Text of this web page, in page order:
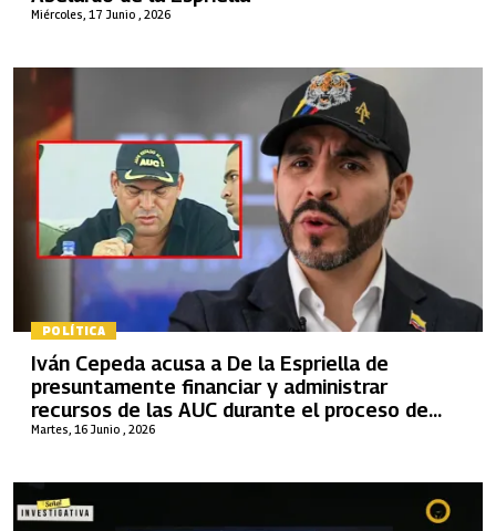
Miércoles, 17 Junio , 2026
POLÍTICA
Martes, 16 Junio , 2026
Iván Cepeda acusa a De la Espriella de
presuntamente financiar y administrar
recursos de las AUC durante el proceso de
Santa Fe de Ralito